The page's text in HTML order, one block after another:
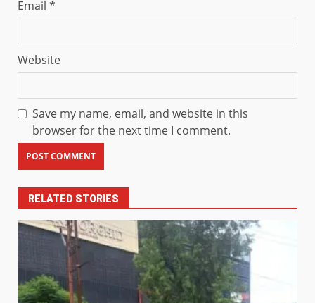
Email *
Website
Save my name, email, and website in this
browser for the next time I comment.
RELATED STORIES